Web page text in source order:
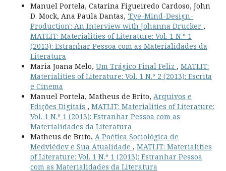
Manuel Portela, Catarina Figueiredo Cardoso, John
D. Mock, Ana Paula Dantas, 'Eye-Mind-Design-
Production': An Interview with Johanna Drucker ,
MATLIT: Materialities of Literature: Vol. 1 N.º 1
(2013): Estranhar Pessoa com as Materialidades da
Literatura
Maria Joana Melo, Um Trágico Final Feliz , MATLIT:
Materialities of Literature: Vol. 1 N.º 2 (2013): Escrita
e Cinema
Manuel Portela, Matheus de Brito, Arquivos e
Edições Digitais , MATLIT: Materialities of Literature:
Vol. 1 N.º 1 (2013): Estranhar Pessoa com as
Materialidades da Literatura
Matheus de Brito, A Poética Sociológica de
Medviédev e Sua Atualidade , MATLIT: Materialities
of Literature: Vol. 1 N.º 1 (2013): Estranhar Pessoa
com as Materialidades da Literatura